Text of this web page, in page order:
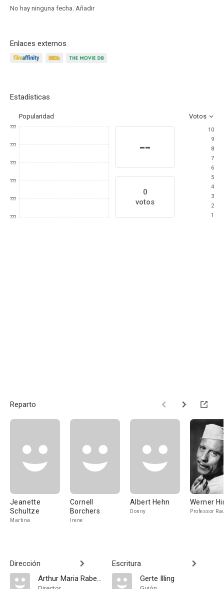
No hay ninguna fecha. Añadir
Enlaces externos
Estadísticas
Popularidad Votos
???
???
???
???
???
???
--
0
votos
10
9
8
7
6
5
4
3
2
1
Reparto
Jeanette
Schultze
Martina
Cornell
Borchers
Irene
Albert Hehn
Donny
Werner
Professor
Dirección
Arthur Maria Rabenalt
Escritura
Gerte Illing